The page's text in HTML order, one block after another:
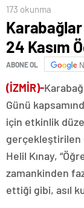
173 okunma
Karabağlar
24 Kasım
ABONE OL
(İZMİR)-
Günü
için etkinlik
gerçekleştirilen
Helil Kınay,
zamankinden
ettiği gibi, asıl